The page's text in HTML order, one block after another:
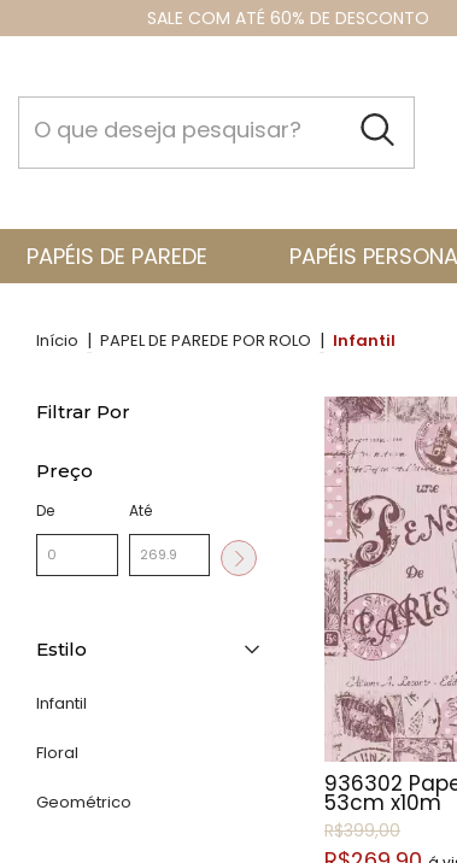
SALE COM ATÉ 60% DE DESCONTO
PAPÉIS DE PAREDE PAPÉIS
Início | PAPEL DE PAREDE POR ROLO | Infantil
Filtrar Por
Preço
De Até
Estilo
Infantil
Floral
Geométrico
936302
53cm x10m
R$399,00